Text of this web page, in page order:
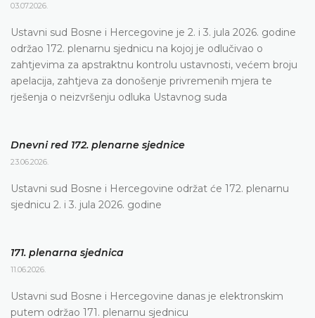
03.07.2026.
Ustavni sud Bosne i Hercegovine je 2. i 3. jula 2026. godine
održao 172. plenarnu sjednicu na kojoj je odlučivao o
zahtjevima za apstraktnu kontrolu ustavnosti, većem broju
apelacija, zahtjeva za donošenje privremenih mjera te
rješenja o neizvršenju odluka Ustavnog suda
Dnevni red 172. plenarne sjednice
23.06.2026.
Ustavni sud Bosne i Hercegovine održat će 172. plenarnu
sjednicu 2. i 3. jula 2026. godine
171. plenarna sjednica
11.06.2026.
Ustavni sud Bosne i Hercegovine danas je elektronskim
putem održao 171. plenarnu sjednicu